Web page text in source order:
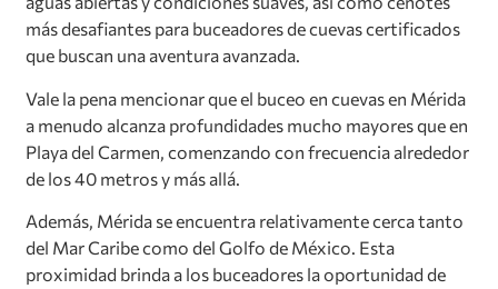
más desafiantes para buceadores de cuevas certificados
que buscan una aventura avanzada.
Vale la pena mencionar que el buceo en cuevas en Mérida
a menudo alcanza profundidades mucho mayores que en
Playa del Carmen, comenzando con frecuencia alrededor
de los 40 metros y más allá.
Además, Mérida se encuentra relativamente cerca tanto
del Mar Caribe como del Golfo de México. Esta
proximidad brinda a los buceadores la oportunidad de